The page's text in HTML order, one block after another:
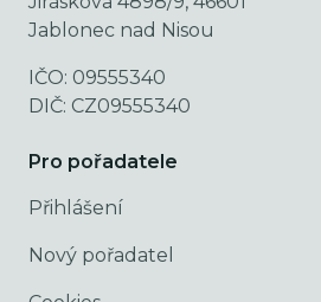
Jablonec nad Nisou
IČO: 09555340
DIČ: CZ09555340
Pro pořadatele
Přihlášení
Nový pořadatel